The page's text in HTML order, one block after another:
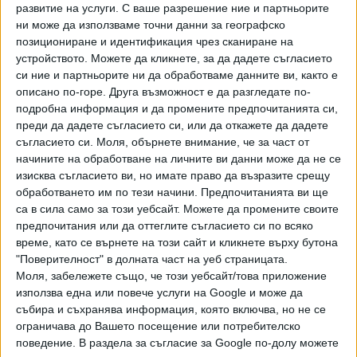
развитие на услуги. С ваше разрешение ние и партньорите
ни може да използваме точни данни за географско
позициониране и идентификация чрез сканиране на
устройството. Можете да кликнете, за да дадете съгласието
си ние и партньорите ни да обработваме данните ви, както е
описано по-горе. Друга възможност е да разгледате по-
подробна информация и да промените предпочитанията си,
преди да дадете съгласието си, или да откажете да дадете
съгласието си.
Моля, обърнете внимание, че за част от
начините на обработване на личните ви данни може да не се
изисква съгласието ви, но имате право да възразите срещу
обработването им по тези начини. Предпочитанията ви ще
са в сила само за този уебсайт. Можете да промените своите
предпочитания или да оттеглите съгласието си по всяко
време, като се върнете на този сайт и кликнете върху бутона
"Поверителност" в долната част на уеб страницата.
Моля, забележете също, че този уебсайт/това приложение
използва една или повече услуги на Google и може да
събира и съхранява информация, която включва, но не се
ограничава до Вашето посещение или потребителско
поведение. В раздела за съгласие за Google по-долу можете
Затова обаче е нужно и нещо, което в България усилено
започваме да правим в новия си мандат - това е
образованието! Поставянето на учителя, поставянето на
детето, образованието - и аз мисля, че има панел
Министерството на образованието в България с вас в
тези два дни, които ще ви разкажат какво правиме, как
искаме да го направим и как ще продължиме да го
движиме този процес, защото това е бъдещето!
Обикновено резултатите ще дойдат в тази сфера след
10 г. Но вече искаме от трети клас нататък децата да
почнат да програмират, д-д-д-а работят, да има уайфай
във всяко училище. Мрежите да ги направиме, така че
(замисля се) не първо вкъщи да се научават да работят
с компютрите и с телефоните. А вече и вие самите се
убеждавате - всеки ден, всеки ден, всеки ден все нови и
нови, и нови, и нови услуги се извършват с - ако щете - с
телефон.
...Милиони или стотици милиони машини ще се свържат
една с друга!